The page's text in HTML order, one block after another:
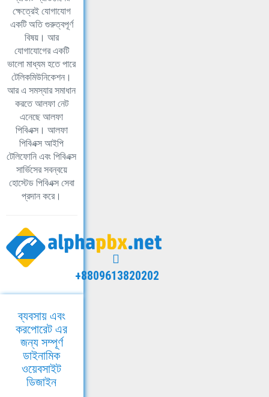
ক্ষেত্রেই যোগাযোগ
একটি অতি গুরুত্বপূর্ণ
বিষয়। আর
যোগাযোগের একটি
ভালো মাধ্যম হতে পারে
টেলিকমিউনিকেশন।
আর এ সমস্যার সমাধান
করতে আলফা নেট
এনেছে আলফা
পিবিএক্স। আলফা
পিবিএক্স আইপি
টেলিফোনি এবং পিবিএক্স
সার্ভিসের সবন্বয়ে
হোস্টেড পিবিএক্স সেবা
প্রদান করে।
+8809613820202
ব্যবসায় এবং
করপোরেট এর
জন্য সম্পূর্ণ
ডাইনামিক
ওয়েবসাইট
ডিজাইন